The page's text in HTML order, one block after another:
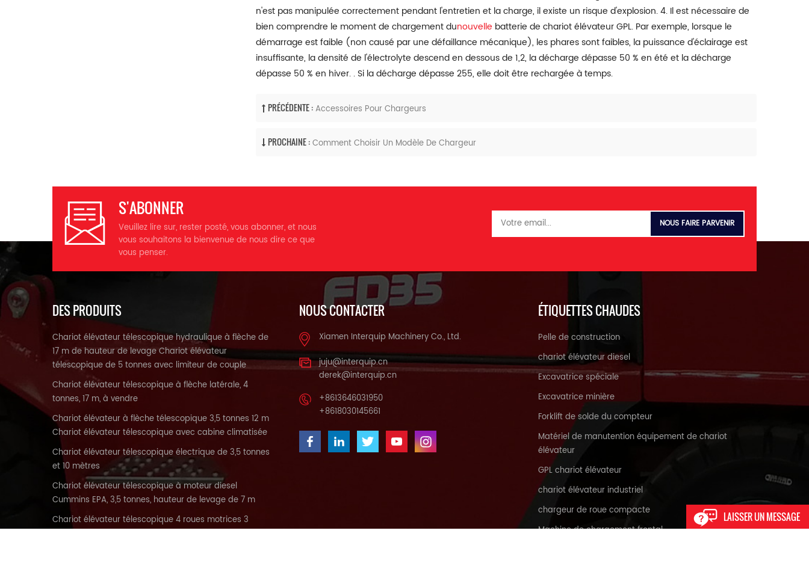
n'est pas manipulée correctement pendant l'entretien et la charge, il existe un risque d'explosion. 4. Il est nécessaire de
bien comprendre le moment de chargement dunouvelle batterie de chariot élévateur GPL. Par exemple, lorsque le
démarrage est faible (non causé par une défaillance mécanique), les phares sont faibles, la puissance d'éclairage est
insuffisante, la densité de l'électrolyte descend en dessous de 1,2, la décharge dépasse 50 % en été et la décharge
dépasse 50 % en hiver. . Si la décharge dépasse 255, elle doit être rechargée à temps.
PRÉCÉDENTE : Accessoires Pour Chargeurs
PROCHAINE : Comment Choisir Un Modèle De Chargeur
S'ABONNER
Veuillez lire sur, rester posté, vous abonner, et nous
vous souhaitons la bienvenue de nous dire ce que
vous penser.
DES PRODUITS
Chariot élévateur télescopique hydraulique à flèche de
17 m de hauteur de levage Chariot élévateur
télescopique de 5 tonnes avec limiteur de couple
Chariot élévateur télescopique à flèche latérale, 4
tonnes, 17 m, à vendre
Chariot élévateur à flèche télescopique 3,5 tonnes 12 m
Chariot élévateur télescopique avec cabine climatisée
Chariot élévateur télescopique électrique de 3,5 tonnes
et 10 mètres
Chariot élévateur télescopique à moteur diesel
Cummins EPA, 3,5 tonnes, hauteur de levage de 7 m
Chariot élévateur télescopique 4 roues motrices 3
NOUS CONTACTER
Xiamen Interquip Machinery Co., Ltd.
juju@interquip.cn
derek@interquip.cn
+8613646031950
+8618030145661
ÉTIQUETTES CHAUDES
Pelle de construction
chariot élévateur diesel
Excavatrice spéciale
Excavatrice minière
Forklift de solde du compteur
Matériel de manutention équipement de chariot
élévateur
GPL chariot élévateur
chariot élévateur industriel
chargeur de roue compacte
Machine de chargement frontal
LAISSER UN MESSAGE